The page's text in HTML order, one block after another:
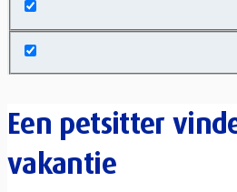
Een petsitter
vakantie